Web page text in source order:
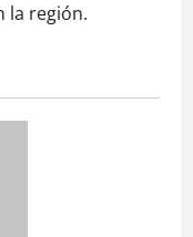
la región.